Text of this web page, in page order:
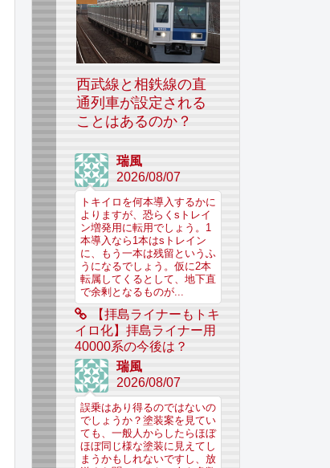
西武線と相鉄線の直
通列車が設定される
ことはあるのか？
瑞風
2026/08/07
トキイロを何本導入するかに
よりますが、恐らくsトレイ
ン増発用に転用でしょう。1
本導入なら1本はsトレイン
に、もう一本は残留というふ
うになるでしょう。仮に2本
転属してくるとして、地下直
で余剰となるものが...
【拝島ライナーもトキ
イロ化】拝島ライナー用
40000系の今後は？
瑞風
2026/08/07
誤乗はあり得るのではないの
でしょうか？塗装案を見てい
ても、一般人からしたらほぼ
ほぼ同じ様な塗装に見えてし
まうかもしれないですし、放